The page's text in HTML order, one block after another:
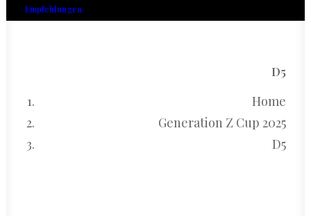
Empfehlungen
D5
Home
Generation Z Cup 2025
D5